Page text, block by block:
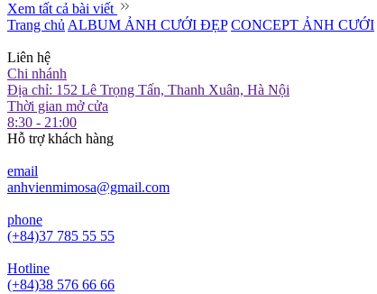
Xem tất cả bài viết
Trang chủ ALBUM ẢNH CƯỚI ĐẸP CONCEPT ẢNH CƯỚI
Liên hệ
Chi nhánh
Địa chỉ: 152 Lê Trọng Tấn, Thanh Xuân, Hà Nội
Thời gian mở cửa
8:30 - 21:00
Hỗ trợ khách hàng
email
anhvienmimosa@gmail.com
phone
(+84)37 785 55 55
Hotline
(+84)38 576 66 66